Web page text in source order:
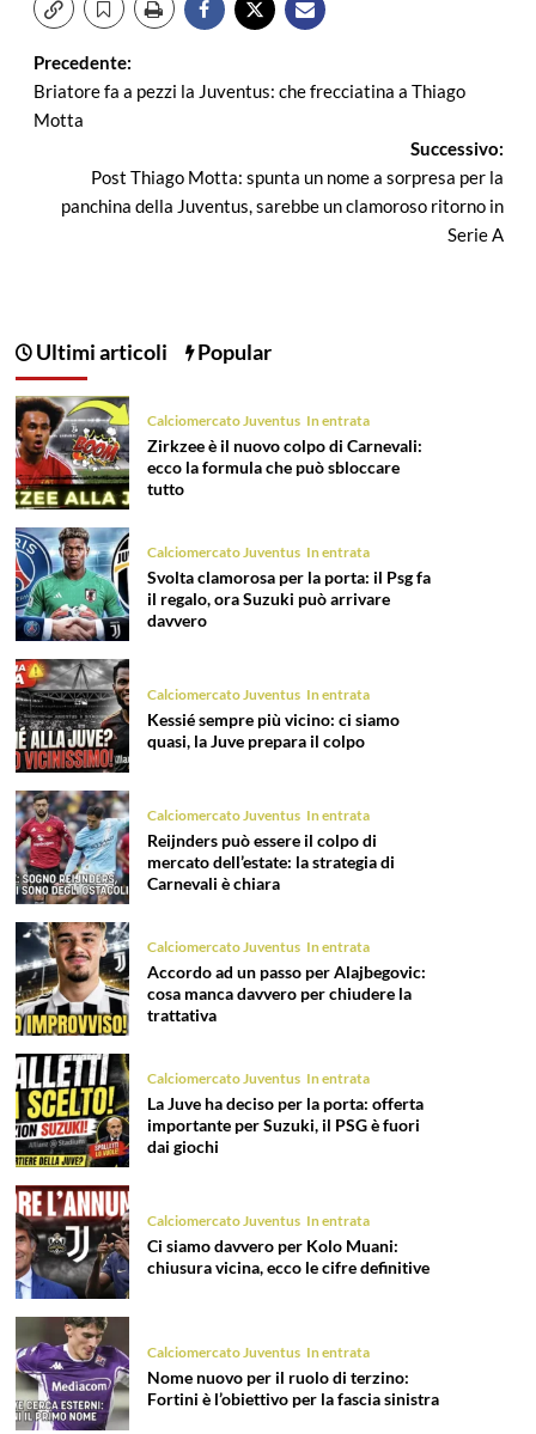
Navigazione
articolo
Precedente:
Briatore fa a pezzi la Juventus: che frecciatina a Thiago
Motta
Successivo:
Post Thiago Motta: spunta un nome a sorpresa per la
panchina della Juventus, sarebbe un clamoroso ritorno in
Serie A
Ultimi articoli Popular
Calciomercato Juventus In entrata
Zirkzee è il nuovo colpo di Carnevali:
ecco la formula che può sbloccare
tutto
Calciomercato Juventus In entrata
Svolta clamorosa per la porta: il Psg fa
il regalo, ora Suzuki può arrivare
davvero
Calciomercato Juventus In entrata
Kessié sempre più vicino: ci siamo
quasi, la Juve prepara il colpo
Calciomercato Juventus In entrata
Reijnders può essere il colpo di
mercato dell’estate: la strategia di
Carnevali è chiara
Calciomercato Juventus In entrata
Accordo ad un passo per Alajbegovic:
cosa manca davvero per chiudere la
trattativa
Calciomercato Juventus In entrata
La Juve ha deciso per la porta: offerta
importante per Suzuki, il PSG è fuori
dai giochi
Calciomercato Juventus In entrata
Ci siamo davvero per Kolo Muani:
chiusura vicina, ecco le cifre definitive
Calciomercato Juventus In entrata
Nome nuovo per il ruolo di terzino:
Fortini è l’obiettivo per la fascia sinistra